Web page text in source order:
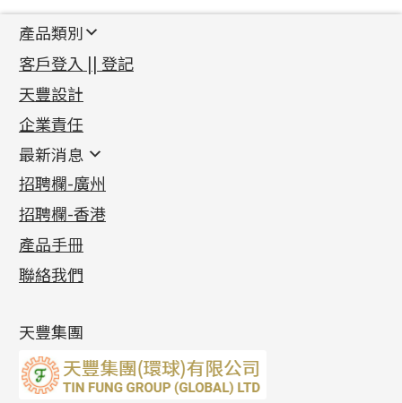
產品類別
新產品
足金系列
足金配件
機織鏈系列
珠仔鏈
镶口链
管狀網鏈
十字車花鏈系列
十字閃O鏈系列
十字錘打鏈系列
側身車花鏈系列
側身鏈系列
雙十字鏈系列
水波鏈系列
蛇骨鏈系列
鏈尾系列
首飾配件
耳環類配件
卷迫系列
螺絲迫系列
梅花迫系列
平臺迫系列
綫拍系列
美拍系列
耳環扣系列
耳綫/耳鈎系列
耳環爪頭
耳環
鏈類配件
動感車花吊墜
調節珠系列
生圈扣系列
龍蝦扣系列
鴨俐制系列
字母吊墜
相盒吊墜
項鏈吊墜
生肖吊墜
其他類配件
珠盤系列
袖口鈕系列
焊片及鐳射綫
空心車花管
珠類配件
無孔光身珠
空心光身珠
無孔批花珠
鑲口類
四爪頭系列
六爪頭系列
車花片
動感車花片
鑲口戒指
鑲口手鏈系列
首飾系列
手镯系列
戒指系列
空心耳環
空心车花管首饰链
空心手鐲系列
貴金屬原料
千足金
記憶金屬系列
記憶戒指
拉簧珠珠手鏈
記憶鈦手鐲
客戶登入 || 登記
天豐設計
企業責任
最新消息
最新消息
各項證書(2)
相片集(9)
展覽會資訊
最新產品資訊
招聘欄-廣州
招聘欄-香港
產品手冊
聯絡我們
天豐集團